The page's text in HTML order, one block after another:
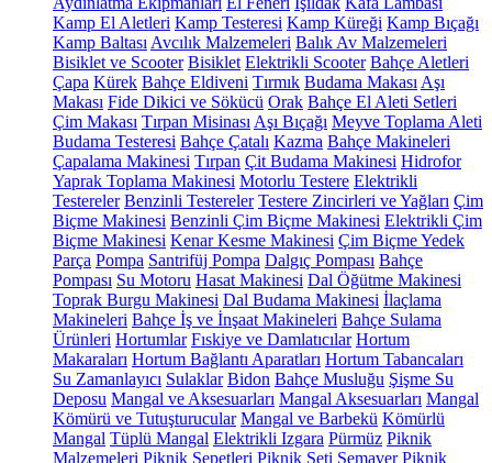
Kamp El Aletleri Kamp Testeresi Kamp Küreği Kamp Bıçağı
Kamp Baltası Avcılık Malzemeleri Balık Av Malzemeleri
Bisiklet ve Scooter Bisiklet Elektrikli Scooter Bahçe Aletleri
Çapa Kürek Bahçe Eldiveni Tırmık Budama Makası Aşı
Makası Fide Dikici ve Sökücü Orak Bahçe El Aleti Setleri
Çim Makası Tırpan Misinası Aşı Bıçağı Meyve Toplama Aleti
Budama Testeresi Bahçe Çatalı Kazma Bahçe Makineleri
Çapalama Makinesi Tırpan Çit Budama Makinesi Hidrofor
Yaprak Toplama Makinesi Motorlu Testere Elektrikli
Testereler Benzinli Testereler Testere Zincirleri ve Yağları Çim
Biçme Makinesi Benzinli Çim Biçme Makinesi Elektrikli Çim
Biçme Makinesi Kenar Kesme Makinesi Çim Biçme Yedek
Parça Pompa Santrifüj Pompa Dalgıç Pompası Bahçe
Pompası Su Motoru Hasat Makinesi Dal Öğütme Makinesi
Toprak Burgu Makinesi Dal Budama Makinesi İlaçlama
Makineleri Bahçe İş ve İnşaat Makineleri Bahçe Sulama
Ürünleri Hortumlar Fıskiye ve Damlatıcılar Hortum
Makaraları Hortum Bağlantı Aparatları Hortum Tabancaları
Su Zamanlayıcı Sulaklar Bidon Bahçe Musluğu Şişme Su
Deposu Mangal ve Aksesuarları Mangal Aksesuarları Mangal
Kömürü ve Tutuşturucular Mangal ve Barbekü Kömürlü
Mangal Tüplü Mangal Elektrikli Izgara Pürmüz Piknik
Malzemeleri Piknik Sepetleri Piknik Seti Semaver Piknik